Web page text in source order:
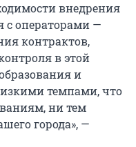
внедрения
с операторами —
контрактов,
в этой
и
темпами, что
ни тем
города», —